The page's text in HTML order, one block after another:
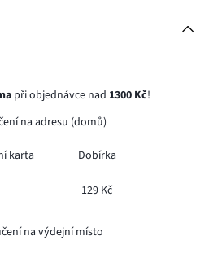
při objednávce nad 1300 Kč!
na adresu (domů)
karta Dobírka
129 Kč
na výdejní místo